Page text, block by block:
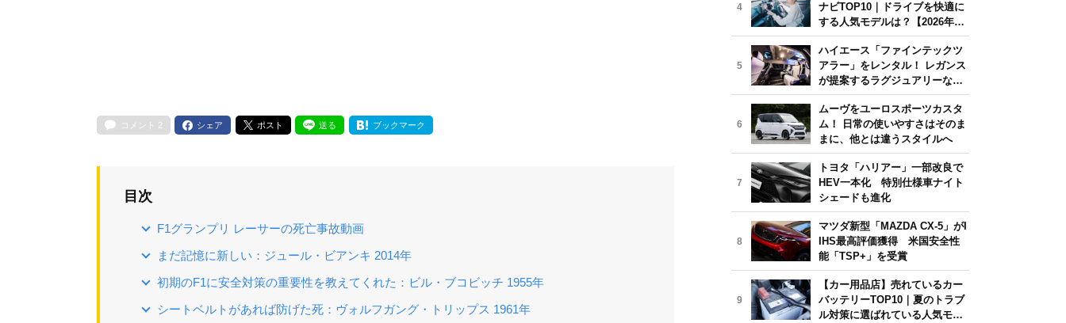
コメント 2 シェア ポスト 送る ブックマーク
目次
F1グランプリ レーサーの死亡事故動画
まだ記憶に新しい：ジュール・ビアンキ 2014年
初期のF1に安全対策の重要性を教えてくれた：ビル・ブコビッチ 1955年
シートベルトがあれば防げた死：ヴォルフガング・トリップス 1961年
4
ナビTOP10｜ドライブを快適に
する人気モデルは？【2026年6
月版】
5
ハイエース「ファインテックツ
アラー」をレンタル！ レガンス
が提案するラグジュアリーな移
動体験
6
ムーヴをユーロスポーツカスタ
ム！ 日常の使いやすさはそのま
まに、他とは違うスタイルへ
7
トヨタ「ハリアー」一部改良で
HEV一本化 特別仕様車ナイト
シェードも進化
8
マツダ新型「MAZDA CX-5」がI
IHS最高評価獲得 米国安全性
能「TSP+」を受賞
9
【カー用品店】売れているカー
バッテリーTOP10｜夏のトラブ
ル対策に選ばれている人気モデ